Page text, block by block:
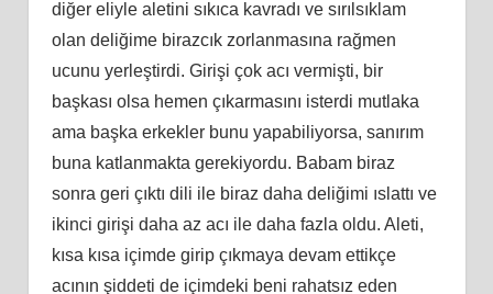
diğer eliyle aletini sıkıca kavradı ve sırılsıklam
olan deliğime birazcık zorlanmasına rağmen
ucunu yerleştirdi. Girişi çok acı vermişti, bir
başkası olsa hemen çıkarmasını isterdi mutlaka
ama başka erkekler bunu yapabiliyorsa, sanırım
buna katlanmakta gerekiyordu. Babam biraz
sonra geri çıktı dili ile biraz daha deliğimi ıslattı ve
ikinci girişi daha az acı ile daha fazla oldu. Aleti,
kısa kısa içimde girip çıkmaya devam ettikçe
acının şiddeti de içimdeki beni rahatsız eden